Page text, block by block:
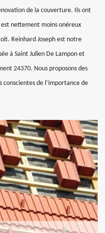
de la couverture. Ils ont
nettement moins onéreux
Reinhard Joseph est notre
à Saint Julien De Lampon et
24370. Nous proposons des
conscientes de l’importance de